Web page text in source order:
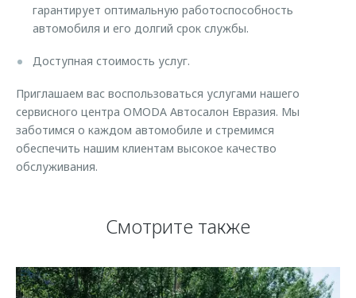
гарантирует оптимальную работоспособность
автомобиля и его долгий срок службы.
Доступная стоимость услуг.
Приглашаем вас воспользоваться услугами нашего
сервисного центра OMODA Автосалон Евразия. Мы
заботимся о каждом автомобиле и стремимся
обеспечить нашим клиентам высокое качество
обслуживания.
Смотрите также